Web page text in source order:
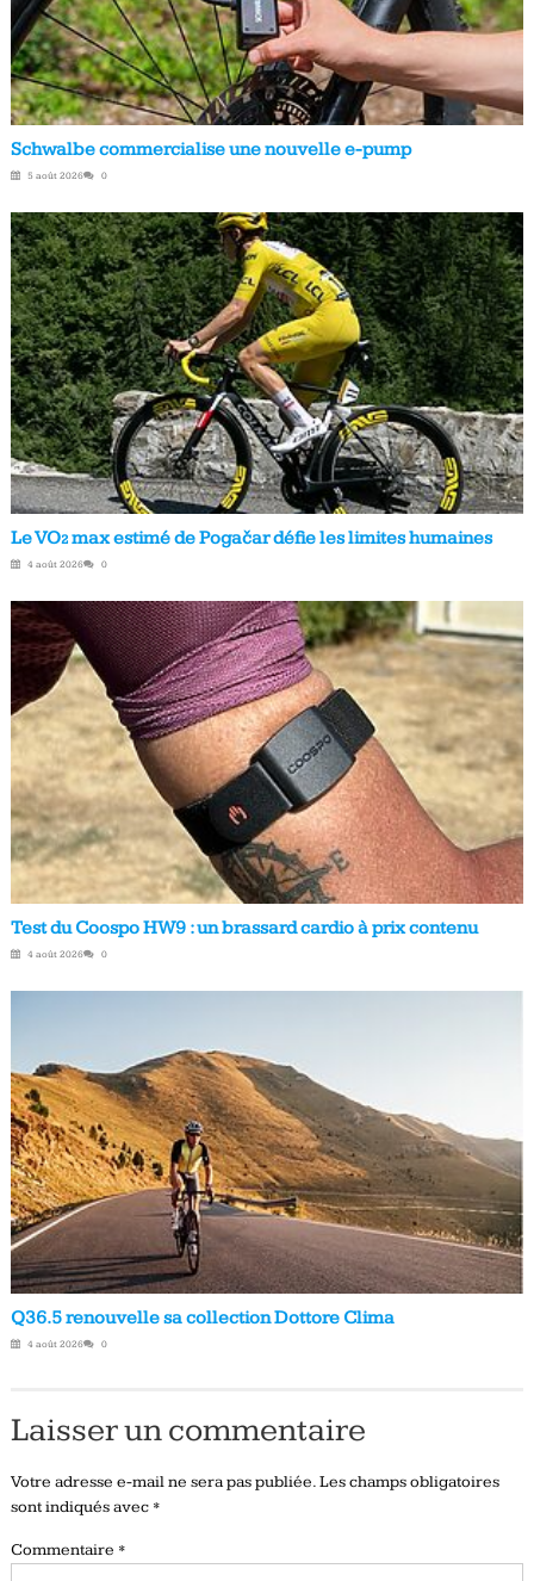
Schwalbe commercialise une nouvelle e-pump
5 août 2026 0
Le VO₂ max estimé de Pogačar défie les limites humaines
4 août 2026 0
Test du Coospo HW9 : un brassard cardio à prix contenu
4 août 2026 0
Q36.5 renouvelle sa collection Dottore Clima
4 août 2026 0
Laisser un commentaire
Votre adresse e-mail ne sera pas publiée.Les champs obligatoires
sont indiqués avec *
Commentaire *